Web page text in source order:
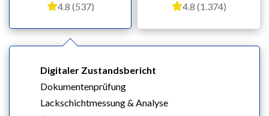
4.8 (537) 4.8 (1.374)
Digitaler Zustandsbericht
Dokumentenprüfung
Lackschichtmessung & Analyse